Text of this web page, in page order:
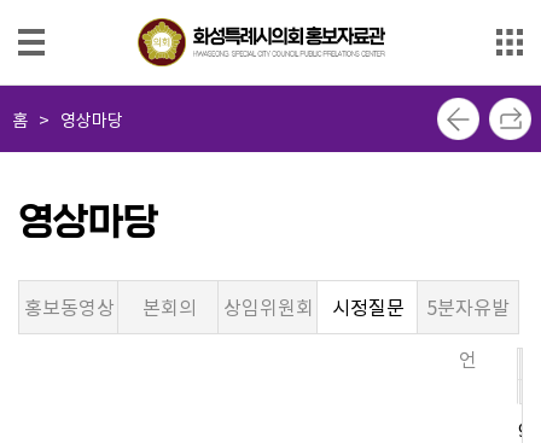
사
진
당
마
홈 > 영상마당
영상마당
홍보동영상 본회의 상임위원회 시정질문
5분자유발
언
제
98